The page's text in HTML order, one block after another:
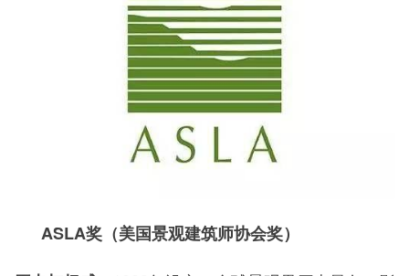
ASLA奖（美国景观建筑师协会奖）